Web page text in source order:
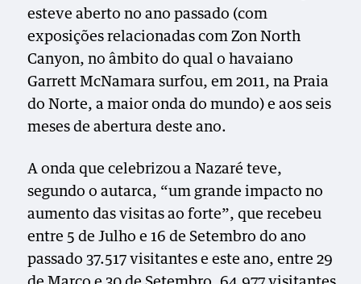
esteve aberto no ano passado (com
exposições relacionadas com Zon North
Canyon, no âmbito do qual o havaiano
Garrett McNamara surfou, em 2011, na Praia
do Norte, a maior onda do mundo) e aos seis
meses de abertura deste ano.
A onda que celebrizou a Nazaré teve,
segundo o autarca, “um grande impacto no
aumento das visitas ao forte”, que recebeu
entre 5 de Julho e 16 de Setembro do ano
passado 37.517 visitantes e este ano, entre 29